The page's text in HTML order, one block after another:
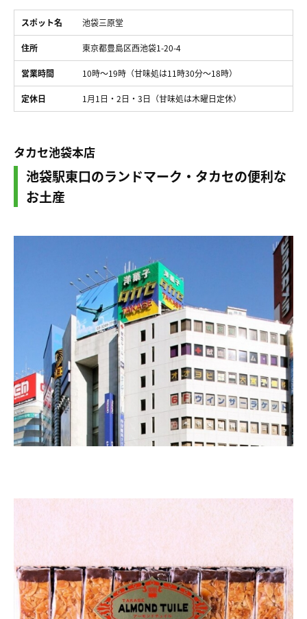
スポット名 池袋三原堂
住所 東京都豊島区西池袋1-20-4
営業時間 10時～19時（甘味処は11時30分～18時）
定休日 1月1日・2日・3日（甘味処は木曜日定休）
タカセ池袋本店
池袋駅東口のランドマーク・タカセの便利な
お土産